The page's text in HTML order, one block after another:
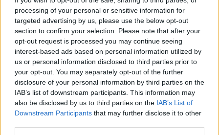
processing of your personal or sensitive information for
targeted advertising by us, please use the below opt-out
section to confirm your selection. Please note that after your
opt-out request is processed you may continue seeing
interest-based ads based on personal information utilized by
us or personal information disclosed to third parties prior to
your opt-out. You may separately opt-out of the further
disclosure of your personal information by third parties on the
IAB’s list of downstream participants. This information may
also be disclosed by us to third parties on the IAB’s List of
Downstream Participants that may further disclose it to other
vuonna 2002 toisena varattuKari Lehtonenlöytyy Filppulan
lisäksi toisena suomalaisena listalta, Lehtonen on pudotettu
listalla sijalle kahdeksan.
Vuoden 2022 varaustilaisuus järjestetään 7.-9. heinäkuuta.
Shane Wright on suurin suosikki ykkösvaraukseksi tämän
kesän varaustilaisuudessa. Suomalaisista korkeimmalle
povataan Joakim Kemelliä.